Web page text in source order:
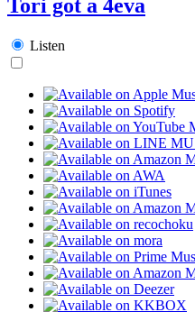
Tori got a 4eva
Listen